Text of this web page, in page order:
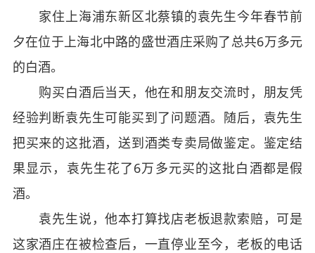
家住上海浦东新区北蔡镇的袁先生今年春节前
夕在位于上海北中路的盛世酒庄采购了总共6万多元
的白酒。
购买白酒后当天，他在和朋友交流时，朋友凭
经验判断袁先生可能买到了问题酒。随后，袁先生
把买来的这批酒，送到酒类专卖局做鉴定。鉴定结
果显示，袁先生花了6万多元买的这批白酒都是假
酒。
袁先生说，他本打算找店老板退款索赔，可是
这家酒庄在被检查后，一直停业至今，老板的电话